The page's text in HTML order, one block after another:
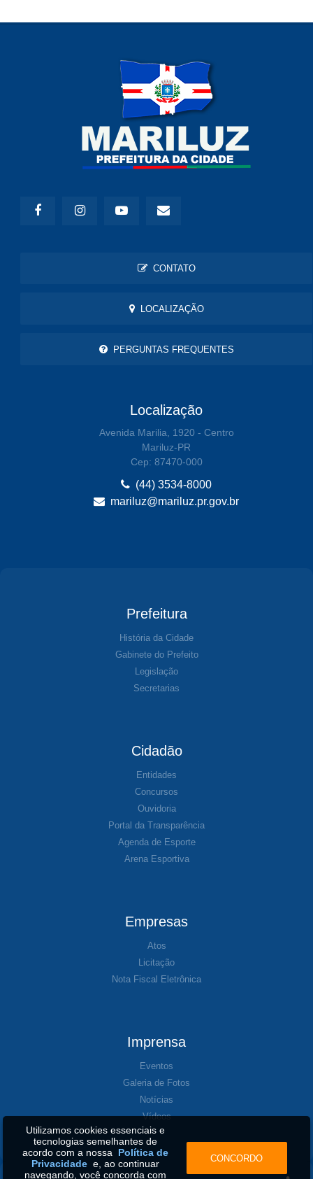
CONTATO
LOCALIZAÇÃO
PERGUNTAS FREQUENTES
Localização
Avenida Marilia, 1920 - Centro
Mariluz-PR
Cep: 87470-000
(44) 3534-8000
mariluz@mariluz.pr.gov.br
Prefeitura
História da Cidade
Gabinete do Prefeito
Legislação
Secretarias
Cidadão
Entidades
Concursos
Ouvidoria
Portal da Transparência
Agenda de Esporte
Arena Esportiva
Empresas
Atos
Licitação
Nota Fiscal Eletrônica
Imprensa
Eventos
Galeria de Fotos
Notícias
Vídeos
Utilizamos cookies essenciais e
tecnologias semelhantes de
acordo com a nossa Política de
Privacidadee, ao continuar
navegando, você concorda com
CONCORDO